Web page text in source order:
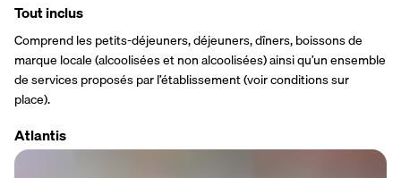
Tout inclus
Comprend les petits-déjeuners, déjeuners, dîners, boissons de
marque locale (alcoolisées et non alcoolisées) ainsi qu’un ensemble
de services proposés par l’établissement (voir conditions sur
place).
Atlantis